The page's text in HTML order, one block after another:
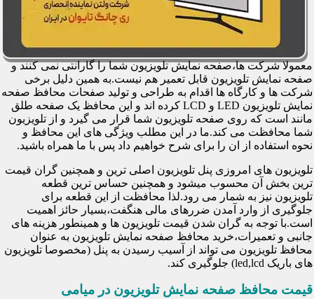
معمولا شرکت ها،صفحه نمایش تلویزیون شما را گارانتی نمی کنند و
صفحه نمایش تلویزیون قابل تعمیر هم نیست.به همین دلیل برخی
شرکت ها و کارگاه ها اقدام به طراحی و تولید صفحات محافظ صفحه
نمایش تلویزیون LED و LCD کرده اند و این محافظ یک صفحه طلق
مانند است که روی صفحه تلویزیون شما قرار می گیرد و از تلویزیون
شما محافظت می کند.ما در این مطلب ویژگی های این محافظ و
نحوه استفاده از ان را برای شرح خواهیم داد پس با ما همراه باشید.
تلویزیون های امروزی پنل تلویزیون اصلی ترین و همچنین گران قیمت
ترین بخش آن محسوب میشود و همچنین حساس ترین قطعه
تلویزیون نیز به شمار می رود.لذا محافظت از این قطعه برای
جلوگیری از وارد آمدن ضررهای مالی هنگفت،بسیار حائز اهمیت
است.با توجه به گران شدن قیمت تلویزیون ها و همینطور هزینه های
جانبی و تعمیرات،خرید محافظ صفحه نمایش تلویزیون به عنوان
محافظ تلویزیون می تواند از آسیب رسیدن به پنل (مخصوصا تلویزیون
های باریک led,lcd) جلوگیری کند.
قیمت محافظ صفحه نمایش تلویزیون در میامی